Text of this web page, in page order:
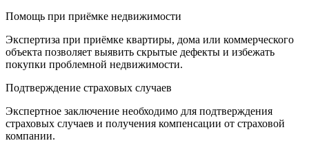
Помощь при приёмке недвижимости
Экспертиза при приёмке квартиры, дома или коммерческого
объекта позволяет выявить скрытые дефекты и избежать
покупки проблемной недвижимости.
Подтверждение страховых случаев
Экспертное заключение необходимо для подтверждения
страховых случаев и получения компенсации от страховой
компании.